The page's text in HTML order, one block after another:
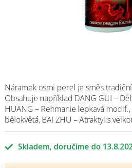
Skladem
Náramek osmi perel je směs
Obsahuje například DANG GUI –
HUANG – Rehmanie lepkavá modif.,
bělokvětá, BAI ZHU – Atraktylis